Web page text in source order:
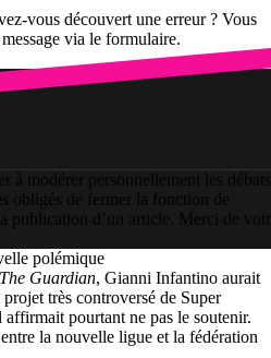
vous découvert une erreur ? Vous
via le formulaire.
à modérer personnellement les débats
obligés de fermer la fonction de
publication d’un article. Merci de
polémique
The Guardian, Gianni Infantino aurait
très controversé de Super
pourtant ne pas le soutenir.
la nouvelle ligue et la fédération